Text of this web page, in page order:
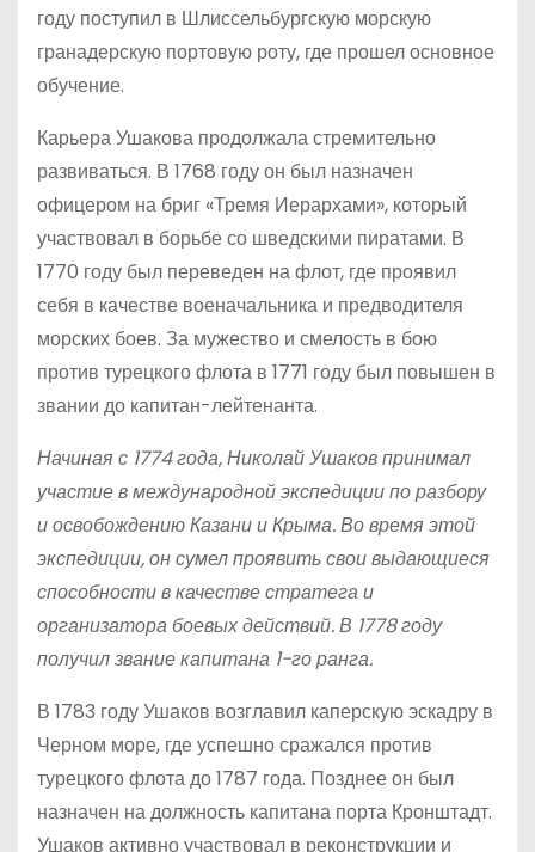
году поступил в Шлиссельбургскую морскую
гранадерскую портовую роту, где прошел основное
обучение.
Карьера Ушакова продолжала стремительно
развиваться. В 1768 году он был назначен
офицером на бриг «Тремя Иерархами», который
участвовал в борьбе со шведскими пиратами. В
1770 году был переведен на флот, где проявил
себя в качестве военачальника и предводителя
морских боев. За мужество и смелость в бою
против турецкого флота в 1771 году был повышен в
звании до капитан-лейтенанта.
Начиная с 1774 года, Николай Ушаков принимал
участие в международной экспедиции по разбору
и освобождению Казани и Крыма. Во время этой
экспедиции, он сумел проявить свои выдающиеся
способности в качестве стратега и
организатора боевых действий. В 1778 году
получил звание капитана 1-го ранга.
В 1783 году Ушаков возглавил каперскую эскадру в
Черном море, где успешно сражался против
турецкого флота до 1787 года. Позднее он был
назначен на должность капитана порта Кронштадт.
Ушаков активно участвовал в реконструкции и